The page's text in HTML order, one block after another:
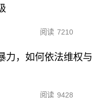
阅读 7210
力，如何依法维权与
阅读 9428